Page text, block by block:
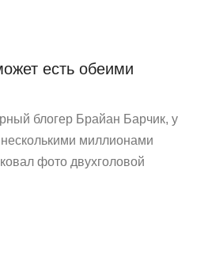
есть обеими
блогер Брайан Барчик, у
несколькими миллионами
фото двухголовой